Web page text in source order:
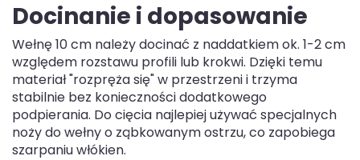
Docinanie i dopasowanie
Wełnę 10 cm należy docinać z naddatkiem ok. 1-2 cm
względem rozstawu profili lub krokwi. Dzięki temu
materiał "rozpręża się" w przestrzeni i trzyma
stabilnie bez konieczności dodatkowego
podpierania. Do cięcia najlepiej używać specjalnych
noży do wełny o ząbkowanym ostrzu, co zapobiega
szarpaniu włókien.